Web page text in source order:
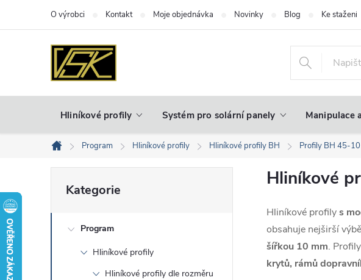
O výrobci Kontakt Moje objednávka Novinky Blog Ke stažení
Hliníkové profily Systém pro solární panely Manipulace
Domů
Program Hliníkové profily Hliníkové profily BH Profily BH 45-10
o
kategorie
Kategorie
Program
Hliníkové profily
Hliníkové profily dle rozměru
Hliníkové
Hliníkové profilys
obsahuje nejširší
šířkou 10 mm.
krytů, rámů